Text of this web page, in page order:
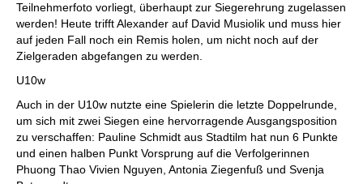
Teilnehmerfoto vorliegt, überhaupt zur Siegerehrung zugelassen
werden! Heute trifft Alexander auf David Musiolik und muss hier
auf jeden Fall noch ein Remis holen, um nicht noch auf der
Zielgeraden abgefangen zu werden.
U10w
Auch in der U10w nutzte eine Spielerin die letzte Doppelrunde,
um sich mit zwei Siegen eine hervorragende Ausgangsposition
zu verschaffen: Pauline Schmidt aus Stadtilm hat nun 6 Punkte
und einen halben Punkt Vorsprung auf die Verfolgerinnen
Phuong Thao Vivien Nguyen, Antonia Ziegenfuß und Svenja